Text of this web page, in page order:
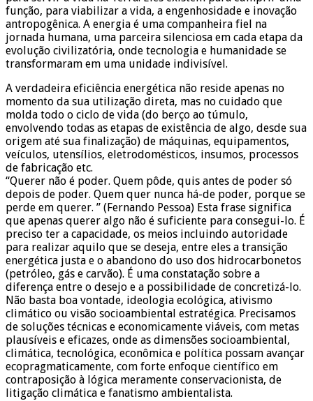
função, para viabilizar a vida, a engenhosidade e inovação
antropogênica. A energia é uma companheira fiel na
jornada humana, uma parceira silenciosa em cada etapa da
evolução civilizatória, onde tecnologia e humanidade se
transformaram em uma unidade indivisível.
A verdadeira eficiência energética não reside apenas no
momento da sua utilização direta, mas no cuidado que
molda todo o ciclo de vida (do berço ao túmulo,
envolvendo todas as etapas de existência de algo, desde sua
origem até sua finalização) de máquinas, equipamentos,
veículos, utensílios, eletrodomésticos, insumos, processos
de fabricação etc.
“Querer não é poder. Quem pôde, quis antes de poder só
depois de poder. Quem quer nunca há-de poder, porque se
perde em querer. ” (Fernando Pessoa) Esta frase significa
que apenas querer algo não é suficiente para consegui-lo. É
preciso ter a capacidade, os meios incluindo autoridade
para realizar aquilo que se deseja, entre eles a transição
energética justa e o abandono do uso dos hidrocarbonetos
(petróleo, gás e carvão). É uma constatação sobre a
diferença entre o desejo e a possibilidade de concretizá-lo.
Não basta boa vontade, ideologia ecológica, ativismo
climático ou visão socioambiental estratégica. Precisamos
de soluções técnicas e economicamente viáveis, com metas
plausíveis e eficazes, onde as dimensões socioambiental,
climática, tecnológica, econômica e política possam avançar
ecopragmaticamente, com forte enfoque científico em
contraposição à lógica meramente conservacionista, de
litigação climática e fanatismo ambientalista.